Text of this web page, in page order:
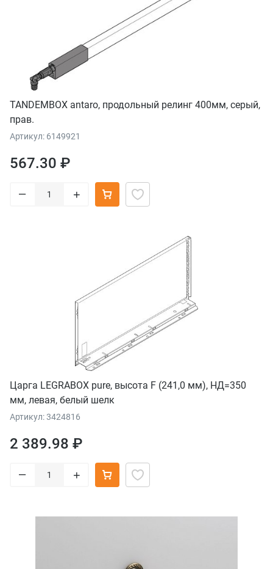
TANDEMBOX antaro, продольный релинг 400мм, серый,
прав.
Артикул: 6149921
567.30 ₽
– +
Царга LEGRABOX pure, высота F (241,0 мм), НД=350
мм, левая, белый шелк
Артикул: 3424816
2 389.98 ₽
– +